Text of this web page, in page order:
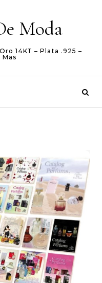
Moda
14KT – Plata .925 –